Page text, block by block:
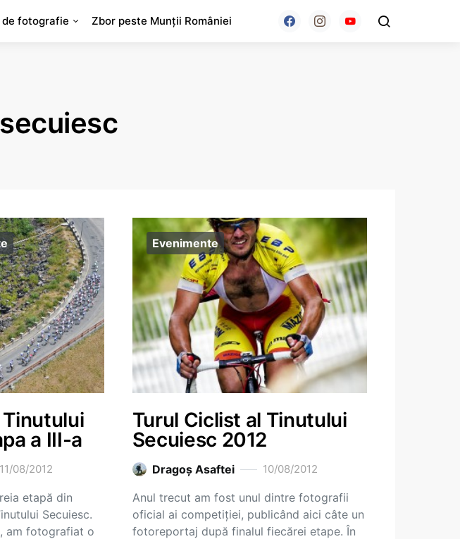
de fotografie Zbor peste Munții României
a III-a
11/08/2012
etapă din
Secuiesc.
am fotografiat o
Evenimente
Turul Ciclist al Tinutului
Secuiesc 2012
Dragoş Asaftei 10/08/2012
Anul trecut am fost unul dintre fotografii
oficial ai competiției, publicând aici câte un
fotoreportaj după finalul fiecărei etape. În